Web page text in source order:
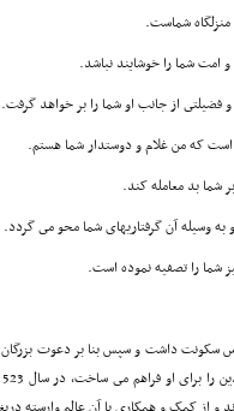
شماست.
شما را خوشایند نباشد.
فضیلتى از جانب او شما را بر خواهد گرفت.
که من غلام و دوستدار شما هستم.
شما بد معامله کند.
وسیله آن گرفتاریهاى شما محو مى گردد.
شما را تصفیه نموده است.
54 سال در مشهد مقدس سکونت داشت و سپس بنا بر